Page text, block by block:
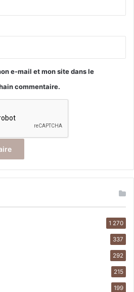
e-mail et mon site dans le
commentaire.
1 270
337
292
215
199